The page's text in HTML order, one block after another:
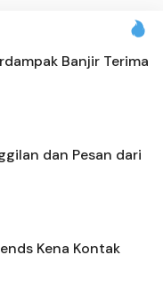
Banjir Terima
dan Pesan dari
Kena Kontak